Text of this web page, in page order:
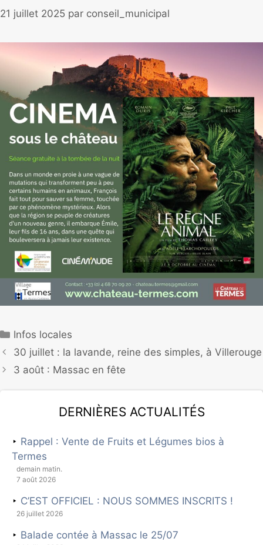
21 juillet 2025 par conseil_municipal
Infos locales
30 juillet : la lavande, reine des simples, à Villerouge
3 août : Massac en fête
Dernières actualités
Rappel : Vente de Fruits et Légumes bios à
Termes
demain matin.
7 août 2026
C’EST OFFICIEL : NOUS SOMMES INSCRITS !
26 juillet 2026
Balade contée à Massac le 25/07